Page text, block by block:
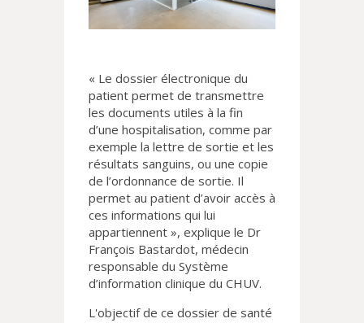
« Le dossier électronique du
patient permet de transmettre
les documents utiles à la fin
d’une hospitalisation, comme par
exemple la lettre de sortie et les
résultats sanguins, ou une copie
de l’ordonnance de sortie. Il
permet au patient d’avoir accès à
ces informations qui lui
appartiennent », explique le Dr
François Bastardot, médecin
responsable du Système
d’information clinique du CHUV.
L'objectif de ce dossier de santé